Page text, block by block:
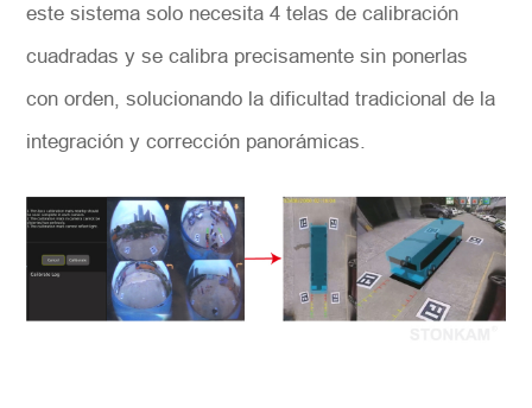
este sistema solo necesita 4 telas de calibración
cuadradas y se calibra precisamente sin ponerlas
con orden, solucionando la dificultad tradicional de la
integración y corrección panorámicas.